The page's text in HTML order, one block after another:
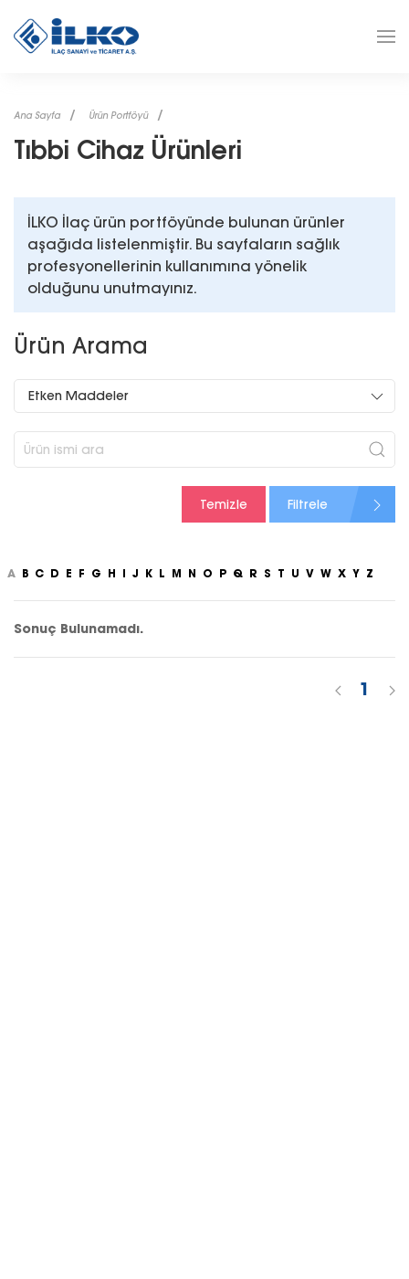
Ana Sayfa Ürün Portföyü
Tıbbi Cihaz Ürünleri
İLKO İlaç ürün portföyünde bulunan ürünler
aşağıda listelenmiştir. Bu sayfaların sağlık
profesyonellerinin kullanımına yönelik
olduğunu unutmayınız.
Ürün Arama
Etken Maddeler
Temizle Filtrele
A B C D E F G H I J K L M N O P Q R S T U V W X Y Z
Sonuç Bulunamadı.
1